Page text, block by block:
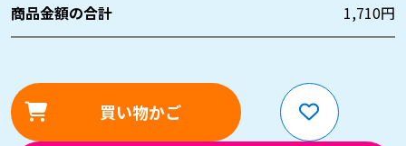
商品金額の合計
1,710円
買い物かご